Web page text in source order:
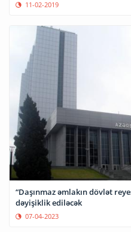
11-02-2019
“Daşınmaz əmlakın dövlət
dəyişiklik ediləcək
07-04-2023